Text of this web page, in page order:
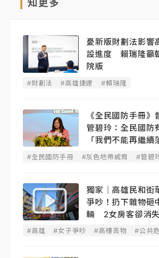
知更多
憂新版財劃法影響
設進度 賴瑞隆籲
院版
#財劃法 #高雄捷運 #賴瑞隆
《全民國防手冊》
管碧玲：全民國
「我們不能再繼續
了！」
#全民國防手冊 #灰色地帶威脅 #管碧
獨家｜高雄民和街
爭吵！扔下雜物砸
輛 2女房客卻消
#高雄 #女子爭吵 #高樓丟物 #公共